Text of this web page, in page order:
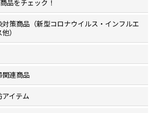
品をチェック！
対策商品（新型コロナウイルス・インフルエ
）
関連商品
イテム